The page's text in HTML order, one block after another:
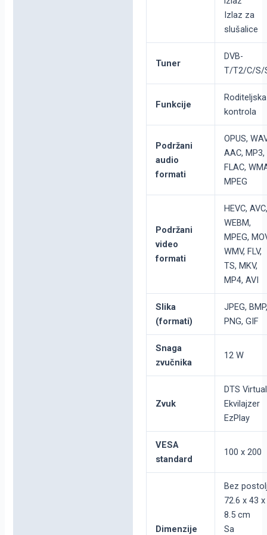
Izlaz za
slušalice
Tuner
DVB-
T/T2/C/S/
Funkcije
Roditeljska
kontrola
Podržani
audio
formati
OPUS,
AAC, MP3,
FLAC,
MPEG
Podržani
video
formati
HEVC, AVC,
WEBM,
MPEG,
WMV, FLV,
TS, MKV,
MP4, AVI
Slika
(formati)
JPEG, BMP,
PNG, GIF
Snaga
zvučnika
12 W
Zvuk
DTS
Ekvilajzer
EzPlay
VESA
standard
100 x 200
Dimenzije
Bez
72.6 x 43 x
8.5 cm
Sa